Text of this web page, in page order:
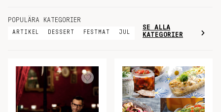
POPULÄRA KATEGORIER
ARTIKEL DESSERT FESTMAT JUL
SE ALLA
KATEGORIER